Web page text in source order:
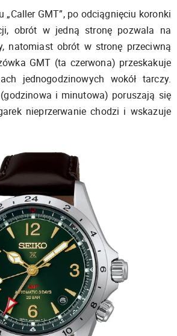
„Caller GMT”, po odciągnięciu koronki
obrót w jedną stronę pozwala na
natomiast obrót w stronę przeciwną
GMT (ta czerwona) przeskakuje
jednogodzinowych wokół tarczy.
(godzinowa i minutowa) poruszają się
nieprzerwanie chodzi i wskazuje